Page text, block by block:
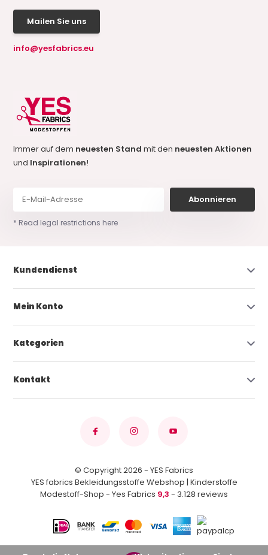
Mailen Sie uns
info@yesfabrics.eu
Immer auf dem neuesten Standmit den neuesten Aktionen
und Inspirationen!
Abonnieren
* Read legal restrictions here
Kundendienst
Mein Konto
Kategorien
Kontakt
© Copyright 2026 - YES Fabrics
YES fabrics Bekleidungsstoffe Webshop | Kinderstoffe
Modestoff-Shop - Yes Fabrics 9,3 - 3.128 reviews